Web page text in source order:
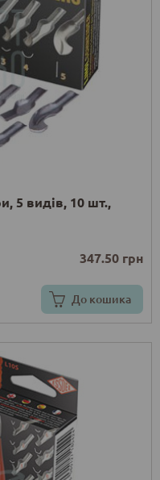
5 видів, 10 шт.,
347.50 грн
До кошика